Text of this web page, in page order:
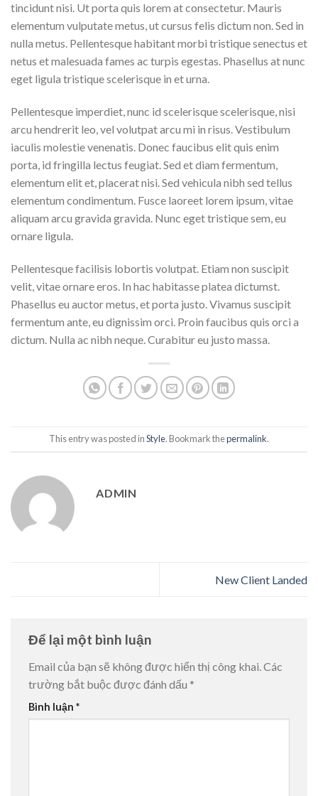
tincidunt nisi. Ut porta quis lorem at consectetur. Mauris
elementum vulputate metus, ut cursus felis dictum non. Sed in
nulla metus. Pellentesque habitant morbi tristique senectus et
netus et malesuada fames ac turpis egestas. Phasellus at nunc
eget ligula tristique scelerisque in et urna.
Pellentesque imperdiet, nunc id scelerisque scelerisque, nisi
arcu hendrerit leo, vel volutpat arcu mi in risus. Vestibulum
iaculis molestie venenatis. Donec faucibus elit quis enim
porta, id fringilla lectus feugiat. Sed et diam fermentum,
elementum elit et, placerat nisi. Sed vehicula nibh sed tellus
elementum condimentum. Fusce laoreet lorem ipsum, vitae
aliquam arcu gravida gravida. Nunc eget tristique sem, eu
ornare ligula.
Pellentesque facilisis lobortis volutpat. Etiam non suscipit
velit, vitae ornare eros. In hac habitasse platea dictumst.
Phasellus eu auctor metus, et porta justo. Vivamus suscipit
fermentum ante, eu dignissim orci. Proin faucibus quis orci a
dictum. Nulla ac nibh neque. Curabitur eu justo massa.
This entry was posted inStyle. Bookmark thepermalink.
ADMIN
New Client Landed
Để lại một bình luận
Email của bạn sẽ không được hiển thị công khai. Các
trường bắt buộc được đánh dấu *
Bình luận *